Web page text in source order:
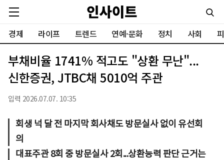
경제 라이프 트렌드 연예·문화 정치 사회
부채비율 1741% 적고도 "상환 무난"...
신한증권, JTBC채 5010억 주관
입력 2026.07.07. 10:35
회생 넉 달 전 마지막 회사채도 방문실사 없이 유선회
의
대표주관 8회 중 방문실사 2회...상환능력 판단 근거는